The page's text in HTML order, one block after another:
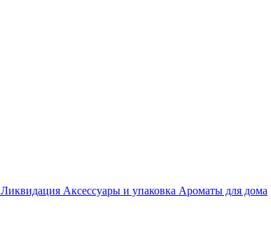
Ликвидация Аксессуары и упаковка Ароматы для дома